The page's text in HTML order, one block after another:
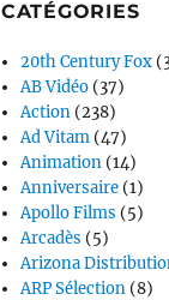
CATÉGORIES
20th Century Fox
AB Vidéo (37)
Action (238)
Ad Vitam (47)
Animation (14)
Anniversaire (1)
Apollo Films (5)
Arcadès (5)
Arizona
ARP Sélection (8)